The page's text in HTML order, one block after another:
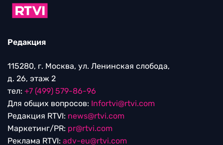
Редакция
115280, г. Москва, ул. Ленинская слобода,
д. 26, этаж 2
тел: +7 (499) 579-86-96
Для общих вопросов: Infortvi@rtvi.com
Редакция RTVI: news@rtvi.com
Маркетинг/PR: pr@rtvi.com
Реклама RTVI: adv-eu@rtvi.com